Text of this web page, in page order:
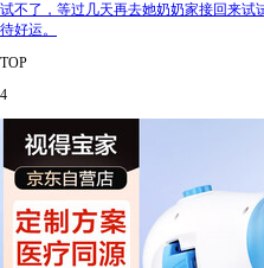
试不了，等过几天再去她奶奶家接回来试
待好运。
TOP
4